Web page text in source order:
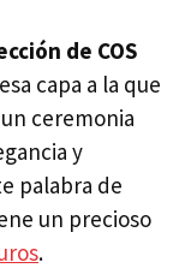
de COS
capa a la que
ceremonia
y
palabra de
un precioso
.